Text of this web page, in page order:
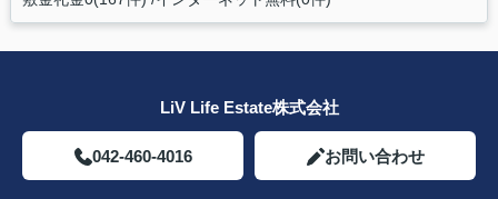
LiV Life Estate株式会社
042-460-4016 お問い合わせ